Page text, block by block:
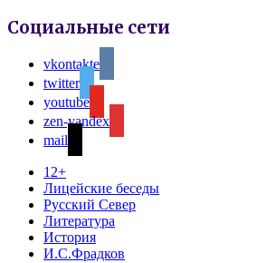
Социальные сети
vkontakte
twitter
youtube
zen-yandex
mail
12+
Лицейские беседы
Русский Север
Литература
История
И.С.Фрадков